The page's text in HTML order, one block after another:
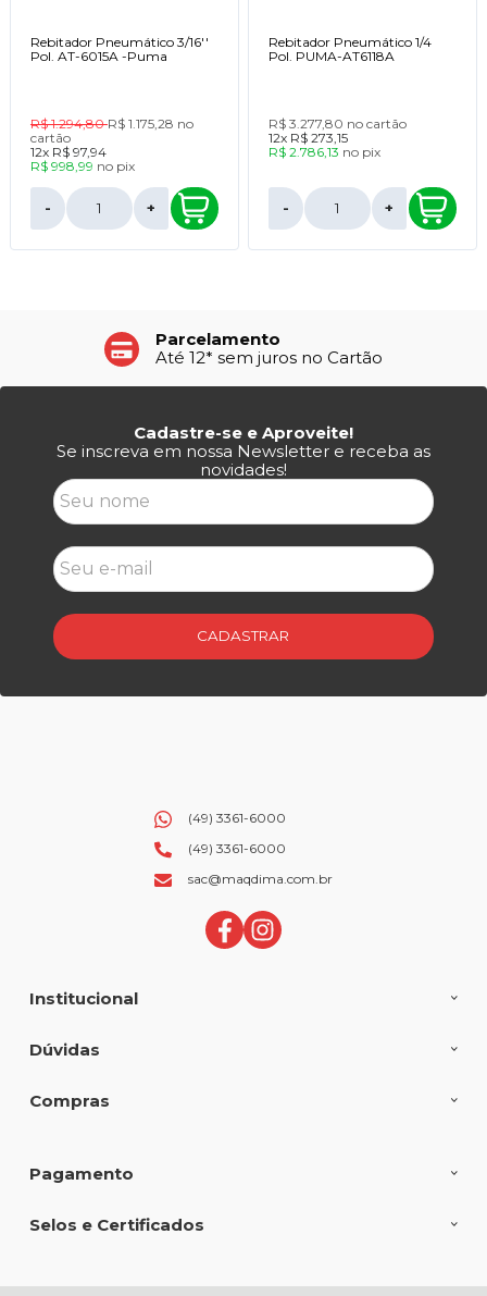
Rebitador Pneumático 3/16''
Pol. AT-6015A -Puma
R$ 1.294,80R$ 1.175,28 no
cartão
12x R$ 97,94
R$ 998,99 no pix
- +
Rebitador Pneumático 1/4
Pol. PUMA-AT6118A
R$ 3.277,80 no cartão
12x R$ 273,15
R$ 2.786,13 no pix
- +
Parcelamento
Até 12* sem juros no Cartão
Cadastre-se e Aproveite!
Se inscreva em nossa Newsletter e receba as
novidades!
CADASTRAR
Institucional
Dúvidas
Compras
(49) 3361-6000
(49) 3361-6000
sac@maqdima.com.br
Pagamento
Selos e Certificados